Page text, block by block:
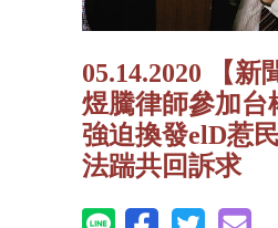
05.14.2020 【新
煜騰律師參加台
強迫換發elD惹
法踹共回訴求